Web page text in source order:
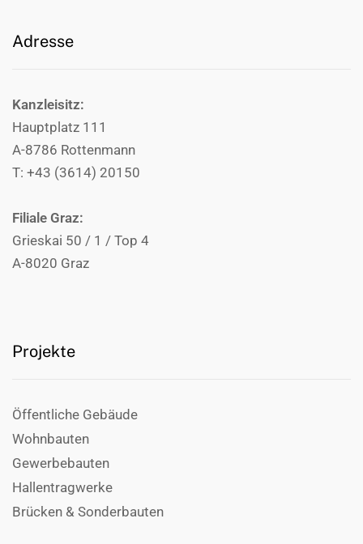
Adresse
Kanzleisitz:
Hauptplatz 111
A-8786 Rottenmann
T: +43 (3614) 20150
Filiale Graz:
Grieskai 50 / 1 / Top 4
A-8020 Graz
Projekte
Öffentliche Gebäude
Wohnbauten
Gewerbebauten
Hallentragwerke
Brücken & Sonderbauten